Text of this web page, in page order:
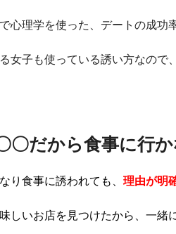
心理学を使った、デートの成功
女子も使っている誘い方なので
〇だから食事に行か
り食事に誘われても、 理由が明
味しいお店を見つけたから、一